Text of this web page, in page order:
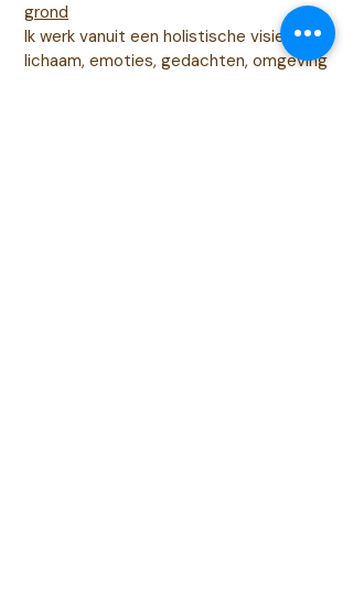
grond
Ik werk vanuit een holistische visie:
lichaam, emoties, gedachten, omgeving